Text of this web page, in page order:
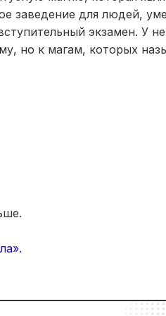
заведение для людей,
экзамен. У
но к магам, которых